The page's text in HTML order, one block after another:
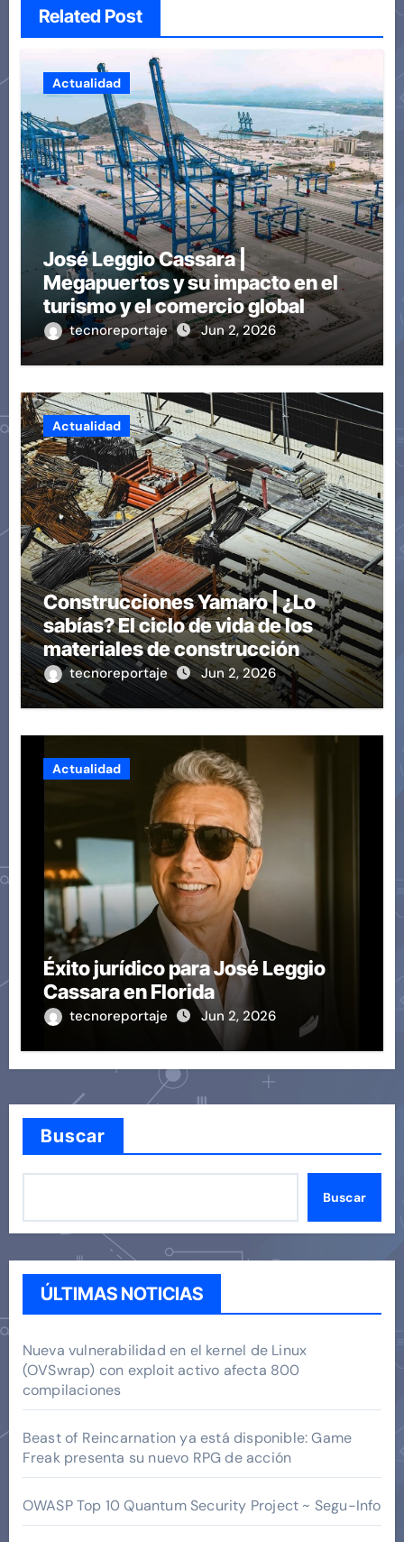
Related Post
Actualidad
José Leggio Cassara |
Megapuertos y su impacto en el
turismo y el comercio global
tecnoreportaje Jun 2, 2026
Actualidad
Construcciones Yamaro | ¿Lo
sabías? El ciclo de vida de los
materiales de construcción
revoluciona eficiencia en
proyectos modernos
tecnoreportaje Jun 2, 2026
Actualidad
Éxito jurídico para José Leggio
Cassara en Florida
tecnoreportaje Jun 2, 2026
Buscar
Buscar
ÚLTIMAS NOTICIAS
Nueva vulnerabilidad en el kernel de Linux
(OVSwrap) con exploit activo afecta 800
compilaciones
Beast of Reincarnation ya está disponible: Game
Freak presenta su nuevo RPG de acción
OWASP Top 10 Quantum Security Project ~ Segu-Info